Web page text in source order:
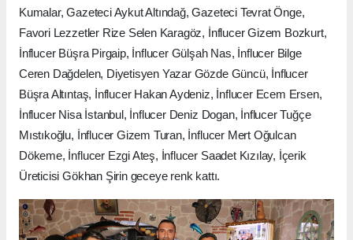
Kumalar, Gazeteci Aykut Altındağ, Gazeteci Tevrat Önge,
Favori Lezzetler Rize Selen Karagöz, İnflucer Gizem Bozkurt,
İnflucer Büşra Pirgaip, İnflucer Gülşah Nas, İnflucer Bilge
Ceren Dağdelen, Diyetisyen Yazar Gözde Güncü, İnflucer
Büşra Altıntaş, İnflucer Hakan Aydeniz, İnflucer Ecem Ersen,
İnflucer Nisa İstanbul, İnflucer Deniz Dogan, İnflucer Tuğçe
Mıstıkoğlu, İnflucer Gizem Turan, İnflucer Mert Oğulcan
Dökeme, İnflucer Ezgi Ateş, İnflucer Saadet Kızılay, İçerik
Üreticisi Gökhan Şirin geceye renk kattı.